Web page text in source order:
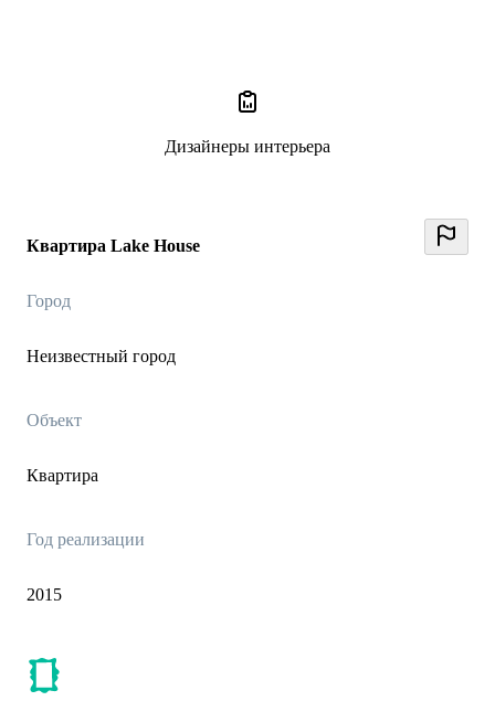
Квартира Lake House
Город
Неизвестный город
Объект
Квартира
Год реализации
2015
Дизайнеры интерьера